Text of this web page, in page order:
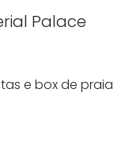
Palace
e box de praia